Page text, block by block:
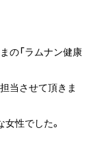
の「ラムナン健康
当させて頂きま
性でした。